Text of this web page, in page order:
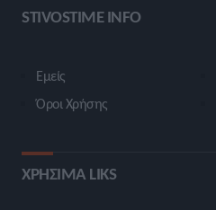
STIVOSTIME INFO
Εμείς
Όροι Χρήσης
ΧΡΗΣΙΜΑ LIKS